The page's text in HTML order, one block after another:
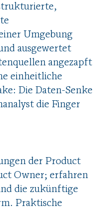
Umgebung
ausgewertet
angezapft
einheitliche
Die Daten-Senke
die Finger
der Product
Owner; erfahren
die zukünftige
Praktische